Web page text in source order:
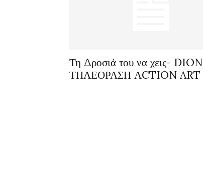
Τη Δροσιά του να χεις- DION
ΤΗΛΕΟΡΑΣΗ ΑCTION ART